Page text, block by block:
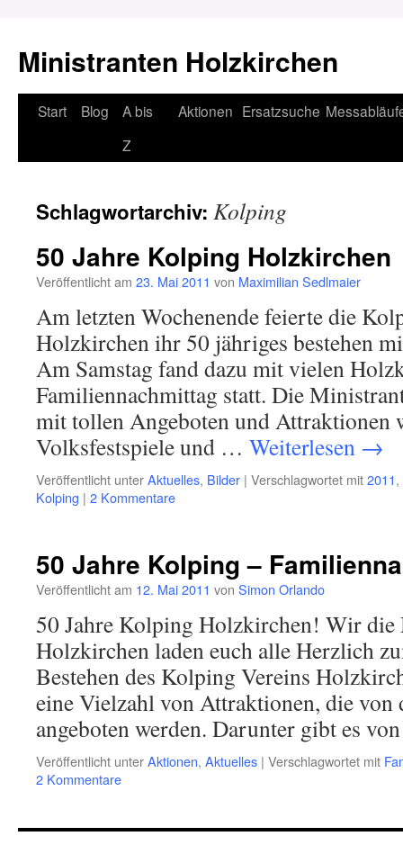
Ministranten Holzkirchen
Zum
Start Blog
A bis
Z
Aktionen Ersatzsuche
Schlagwortarchiv: Kolping
50 Jahre Kolping Holzkirchen
Veröffentlicht am 23. Mai 2011 von Maximilian Sedlmaier
Am letzten Wochenende feierte die
Holzkirchen ihr 50 jähriges bestehen
Am Samstag fand dazu mit vielen
Familiennachmittag statt. Die
mit tollen Angeboten und Attraktionen
Volksfestspiele und … Weiterlesen →
Veröffentlicht unterAktuelles, Bilder | Verschlagwortet mit2011,
Kolping | 2 Kommentare
50 Jahre Kolping –
Veröffentlicht am 12. Mai 2011 von Simon Orlando
50 Jahre Kolping Holzkirchen! Wir
Holzkirchen laden euch alle Herzlich
Bestehen des Kolping Vereins
eine Vielzahl von Attraktionen, die von
angeboten werden. Darunter gibt es
Veröffentlicht unterAktionen, Aktuelles | Verschlagwortet mit
2 Kommentare